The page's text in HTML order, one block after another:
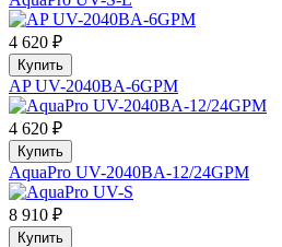
4 620 ₽
Купить
AP UV-2040BA-6GPM
4 620 ₽
Купить
AquaPro UV-2040BA-12/24GPM
8 910 ₽
Купить